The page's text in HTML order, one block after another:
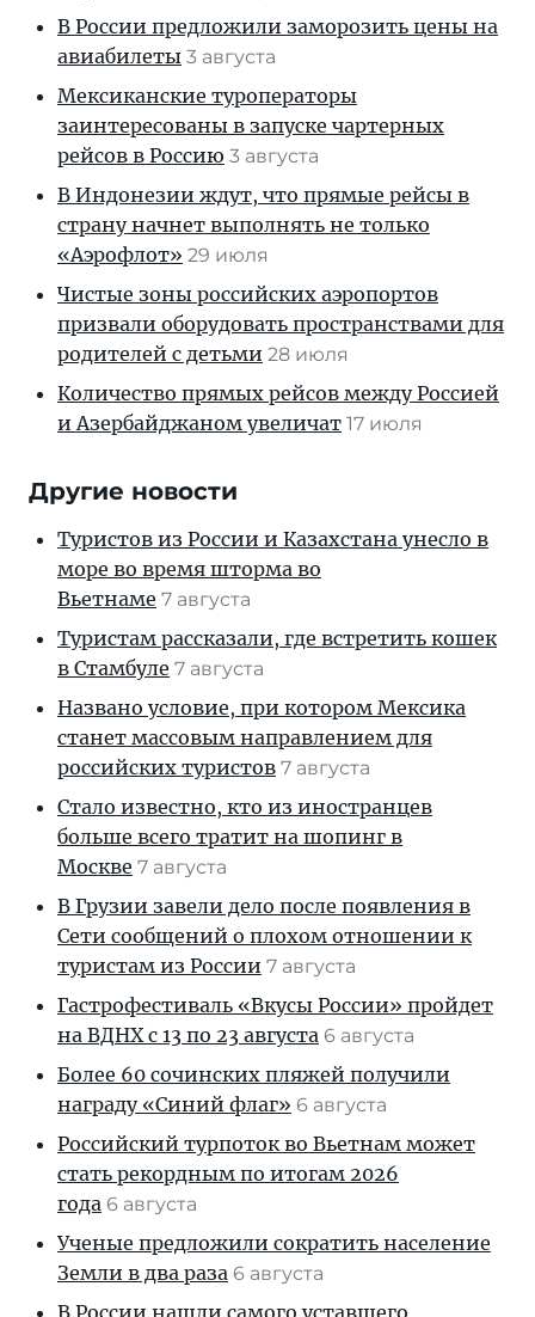
В России предложили заморозить цены на
авиабилеты 3 августа
Мексиканские туроператоры
заинтересованы в запуске чартерных
рейсов в Россию 3 августа
В Индонезии ждут, что прямые рейсы в
страну начнет выполнять не только
«Аэрофлот» 29 июля
Чистые зоны российских аэропортов
призвали оборудовать пространствами для
родителей с детьми 28 июля
Количество прямых рейсов между Россией
и Азербайджаном увеличат 17 июля
Другие новости
Туристов из России и Казахстана унесло в
море во время шторма во
Вьетнаме 7 августа
Туристам рассказали, где встретить кошек
в Стамбуле 7 августа
Названо условие, при котором Мексика
станет массовым направлением для
российских туристов 7 августа
Стало известно, кто из иностранцев
больше всего тратит на шопинг в
Москве 7 августа
В Грузии завели дело после появления в
Сети сообщений о плохом отношении к
туристам из России 7 августа
Гастрофестиваль «Вкусы России» пройдет
на ВДНХ с 13 по 23 августа 6 августа
Более 60 сочинских пляжей получили
награду «Синий флаг» 6 августа
Российский турпоток во Вьетнам может
стать рекордным по итогам 2026
года 6 августа
Ученые предложили сократить население
Земли в два раза 6 августа
В России нашли самого уставшего